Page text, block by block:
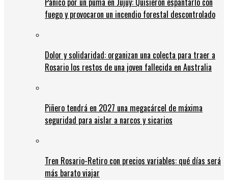
fuego y provocaron un incendio forestal descontrolado
Dolor y solidaridad: organizan una colecta para traer a
Rosario los restos de una joven fallecida en Australia
Piñero tendrá en 2027 una megacárcel de máxima
seguridad para aislar a narcos y sicarios
Tren Rosario-Retiro con precios variables: qué días será
más barato viajar